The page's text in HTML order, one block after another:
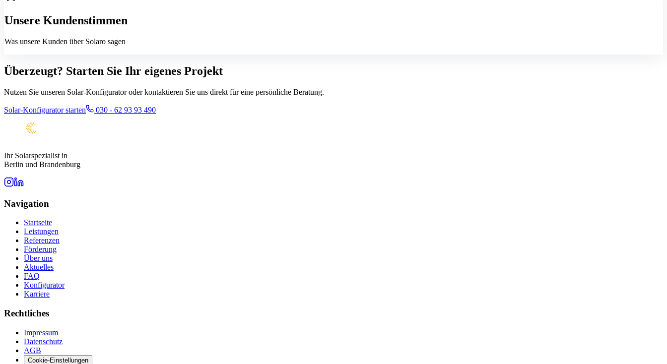
Unsere Kundenstimmen
Was unsere Kunden über Solaro sagen
Überzeugt? Starten Sie Ihr eigenes Projekt
Nutzen Sie unseren Solar-Konfigurator oder kontaktieren Sie uns direkt für eine persönliche Beratung.
Solar-Konfigurator starten 030 - 62 93 93 490
Ihr Solarspezialist in
Berlin und Brandenburg
Navigation
Startseite
Leistungen
Referenzen
Förderung
Über uns
Aktuelles
FAQ
Konfigurator
Karriere
Rechtliches
Impressum
Datenschutz
AGB
Cookie-Einstellungen